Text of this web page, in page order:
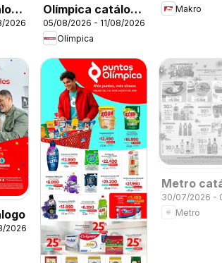
2026
Olímpica catálogo
Aniversario
05/08/2026 - 11/08/2026
Olímpica
Makro
2026
Metro
30/07/2026 -
Metro